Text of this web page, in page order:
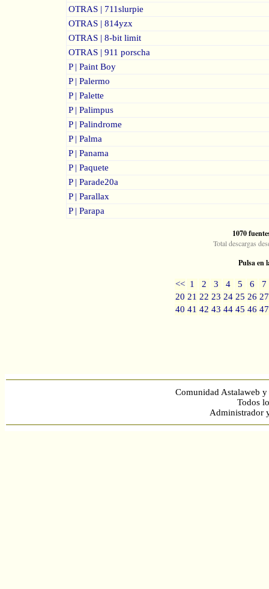
OTRAS | 711slurpie
OTRAS | 814yzx
OTRAS | 8-bit limit
OTRAS | 911 porscha
P | Paint Boy
P | Palermo
P | Palette
P | Palimpus
P | Palindrome
P | Palma
P | Panama
P | Paquete
P | Parade20a
P | Parallax
P | Parapa
1070
Total descargas
Pulsa en
<< 1 2 3 4 5 6
7
20 21 22 23 24 25 26 27
40 41 42 43 44 45 46 47
Comunidad Astalaweb
Todos
Administrador